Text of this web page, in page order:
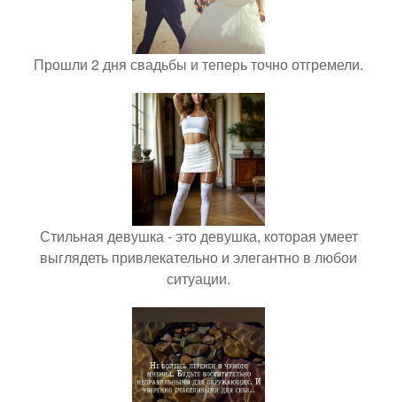
Прошли 2 дня свадьбы и теперь точно отгремели.
Стильная девушка - это девушка, которая умеет
выглядеть привлекательно и элегантно в любои
ситуации.